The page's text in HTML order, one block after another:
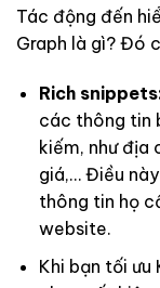
Tác động đến
Graph là gì? Đó
Rich
các thông tin
kiếm, như địa
giá,… Điều
thông tin họ
website.
Khi bạn tối